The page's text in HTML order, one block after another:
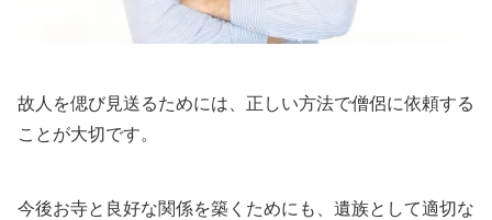
故人を偲び見送るためには、正しい方法で僧侶に依頼する
ことが大切です。
今後お寺と良好な関係を築くためにも、遺族として適切な